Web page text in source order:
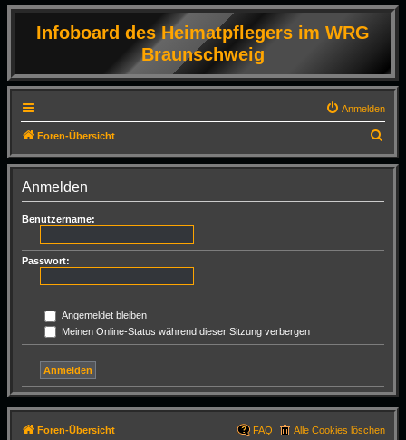
Infoboard des Heimatpflegers im WRG
Braunschweig
Anmelden
Foren-Übersicht
u
Anmelden
Benutzername:
Passwort:
Angemeldet bleiben
Meinen Online-Status während dieser Sitzung verbergen
Foren-Übersicht Alle Cookies löschen
FAQ